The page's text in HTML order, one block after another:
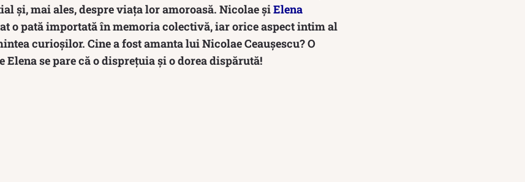
și, mai ales, despre viața lor amoroasă. Nicolae șiElena
o pată importată în memoria colectivă, iar orice aspect intim al
curioșilor. Cine a fost amanta lui Nicolae Ceaușescu? O
Elena se pare că o disprețuia și o dorea dispărută!